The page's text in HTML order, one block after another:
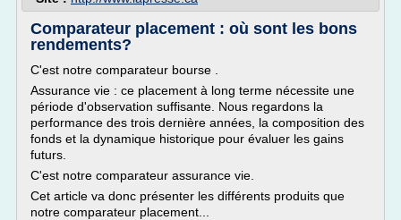
Comparateur placement : où sont les bons
rendements?
C'est notre comparateur bourse .
Assurance vie : ce placement à long terme nécessite une
période d'observation suffisante. Nous regardons la
performance des trois dernière années, la composition des
fonds et la dynamique historique pour évaluer les gains
futurs.
C'est notre comparateur assurance vie.
Cet article va donc présenter les différents produits que
notre comparateur placement...